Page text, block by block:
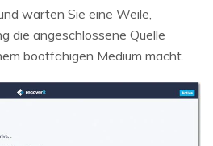
warten Sie eine Weile,
die angeschlossene Quelle
bootfähigen Medium macht.